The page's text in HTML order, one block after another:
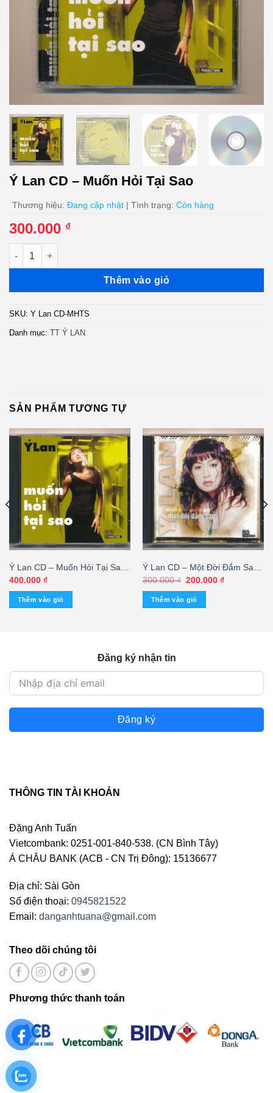
Ý Lan CD – Muốn Hỏi Tại Sao
Thương hiệu: Đang cập nhật | Tình trạng: Còn hàng
300.000 ₫
Ý Lan CD - Muốn Hỏi Tại Sao số lượng
Thêm vào giỏ
SKU: Y Lan CD-MHTS
Danh mục: TT Ý LAN
SẢN PHẨM TƯƠNG TỰ
Ý Lan CD – Muốn Hỏi Tại Sao
(Phôi @) KGTUS
400.000 ₫
Thêm vào giỏ
Ý Lan CD – Một Đời Đắm Say
– Ý Lan
300.000₫ Giá
là:
300.000 ₫.
200.000 ₫Giá
Thêm vào giỏ
Đăng ký nhận tin
Đăng ký
THÔNG TIN TÀI KHOẢN
Đặng Anh Tuấn
Vietcombank: 0251-001-840-538. (CN Bình Tây)
Á CHÂU BANK (ACB - CN Trị Đông): 15136677
Địa chỉ: Sài Gòn
Số điện thoại: 0945821522
Email: danganhtuana@gmail.com
Theo dõi chúng tôi
Phương thức thanh toán